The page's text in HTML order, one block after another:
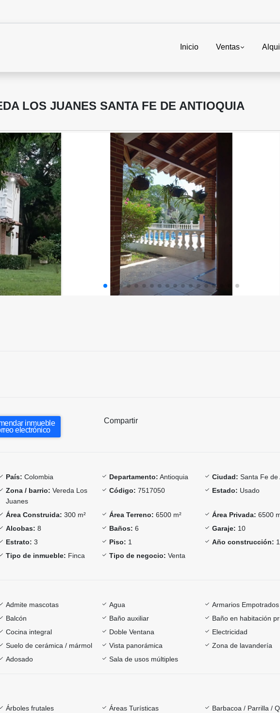
Inicio Ventas
LOS JUANES SANTA FE DE ANTIOQUIA
inmueble
electrónico
Compartir
País: Colombia Departamento: Antioquia Ciudad: Santa Fe de
Zona / barrio: Vereda Los
Juanes
Código: 7517050 Estado: Usado
Área Construida: 300 m² Área Terreno: 6500 m² Área Privada: 6500
Alcobas: 8 Baños: 6 Garaje: 10
Estrato: 3 Piso: 1 Año construcción:
Tipo de inmueble: Finca Tipo de negocio: Venta
Admite mascotas Agua
Armarios Empotrados
Balcón
Baño auxiliar
Baño en habitación
Cocina integral
Doble Ventana
Electricidad
Suelo de cerámica / mármol
Vista panorámica
Zona de lavandería
Adosado
Sala de usos múltiples
Árboles frutales Áreas Turísticas
Barbacoa / Parrilla /